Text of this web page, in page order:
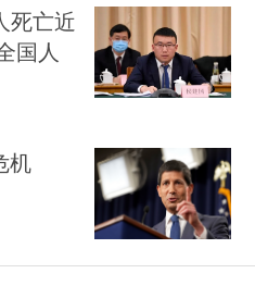
死亡近
国人
机